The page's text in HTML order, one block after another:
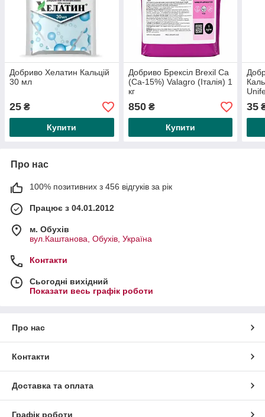
Добриво Хелатин Кальцій
30 мл
25 ₴
Купити
Добриво Брексіл Brexil Ca
(Ca-15%) Valagro (Італія) 1
кг
850₴
Купити
35
Про нас
100% позитивних з 456 відгуків за рік
Працює з 04.01.2012
м. Обухів
вул.Каштанова, Обухів, Україна
Контакти
Сьогодні вихідний
Показати весь графік роботи
Про нас
Контакти
Доставка та оплата
Графік роботи